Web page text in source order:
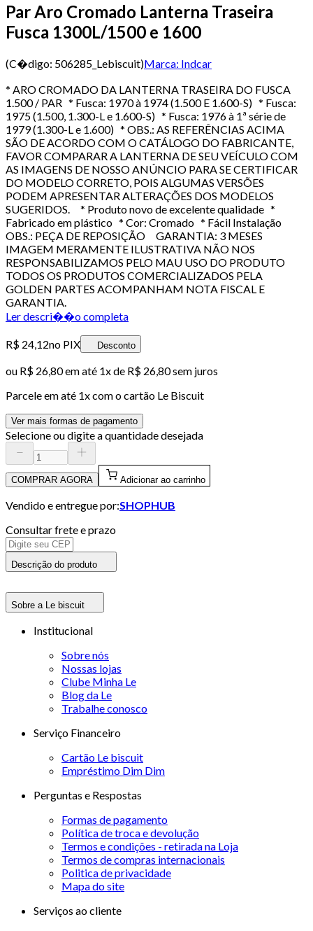
Par Aro Cromado Lanterna Traseira
Fusca 1300L/1500 e 1600
(C�digo: 506285_Lebiscuit)Marca: Indcar
* ARO CROMADO DA LANTERNA TRASEIRA DO FUSCA
1.500 / PAR * Fusca: 1970 à 1974 (1.500 E 1.600-S) * Fusca:
1975 (1.500, 1.300-L e 1.600-S) * Fusca: 1976 à 1ª série de
1979 (1.300-L e 1.600) * OBS.: AS REFERÊNCIAS ACIMA
SÃO DE ACORDO COM O CATÁLOGO DO FABRICANTE,
FAVOR COMPARAR A LANTERNA DE SEU VEÍCULO COM
AS IMAGENS DE NOSSO ANÚNCIO PARA SE CERTIFICAR
DO MODELO CORRETO, POIS ALGUMAS VERSÕES
PODEM APRESENTAR ALTERAÇÕES DOS MODELOS
SUGERIDOS. * Produto novo de excelente qualidade *
Fabricado em plástico * Cor: Cromado * Fácil Instalação
OBS.: PEÇA DE REPOSIÇÃO GARANTIA: 3 MESES
IMAGEM MERAMENTE ILUSTRATIVA NÃO NOS
RESPONSABILIZAMOS PELO MAU USO DO PRODUTO
TODOS OS PRODUTOS COMERCIALIZADOS PELA
GOLDEN PARTES ACOMPANHAM NOTA FISCAL E
GARANTIA.
Ler descri��o completa
R$ 24,12no PIX Desconto
ou R$ 26,80em até 1x de R$ 26,80sem juros
Parcele em até 1x com o cartão Le Biscuit
Ver mais formas de pagamento
Selecione ou digite a quantidade desejada
COMPRAR AGORA Adicionar ao carrinho
Vendido e entregue por:SHOPHUB
Consultar frete e prazo
Descrição do produto
Sobre a Le biscuit
Institucional
Sobre nós
Nossas lojas
Clube Minha Le
Blog da Le
Trabalhe conosco
Serviço Financeiro
Cartão Le biscuit
Empréstimo Dim Dim
Perguntas e Respostas
Formas de pagamento
Política de troca e devolução
Termos e condições - retirada na Loja
Termos de compras internacionais
Politica de privacidade
Mapa do site
Serviços ao cliente